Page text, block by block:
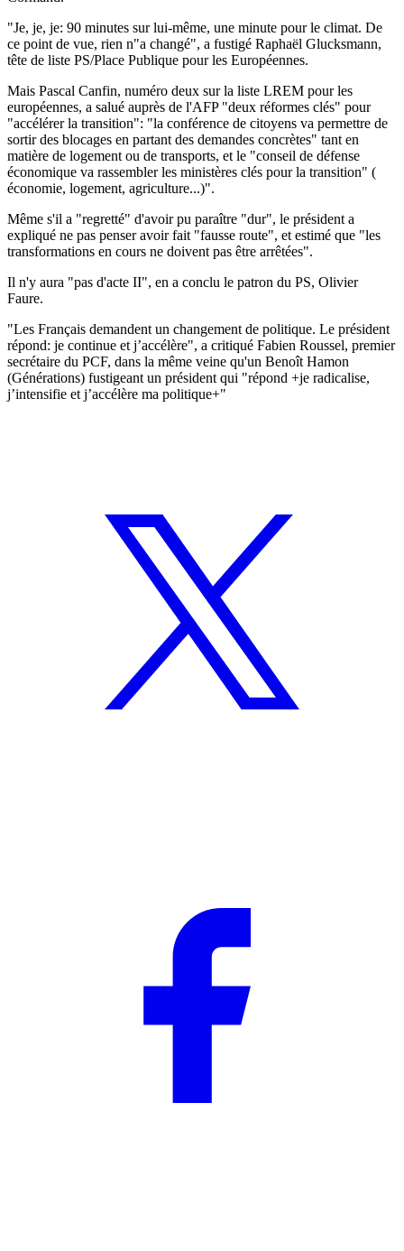
"Je, je, je: 90 minutes sur lui-même, une minute pour le climat. De
ce point de vue, rien n"a changé", a fustigé Raphaël Glucksmann,
tête de liste PS/Place Publique pour les Européennes.
Mais Pascal Canfin, numéro deux sur la liste LREM pour les
européennes, a salué auprès de l'AFP "deux réformes clés" pour
"accélérer la transition": "la conférence de citoyens va permettre de
sortir des blocages en partant des demandes concrètes" tant en
matière de logement ou de transports, et le "conseil de défense
économique va rassembler les ministères clés pour la transition" (
économie, logement, agriculture...)".
Même s'il a "regretté" d'avoir pu paraître "dur", le président a
expliqué ne pas penser avoir fait "fausse route", et estimé que "les
transformations en cours ne doivent pas être arrêtées".
Il n'y aura "pas d'acte II", en a conclu le patron du PS, Olivier
Faure.
"Les Français demandent un changement de politique. Le président
répond: je continue et j’accélère", a critiqué Fabien Roussel, premier
secrétaire du PCF, dans la même veine qu'un Benoît Hamon
(Générations) fustigeant un président qui "répond +je radicalise,
j’intensifie et j’accélère ma politique+"